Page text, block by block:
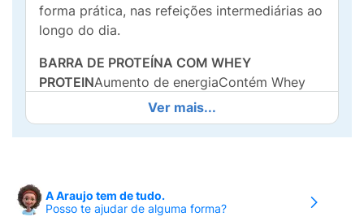
forma prática, nas refeições intermediárias ao
longo do dia.
BARRA DE PROTEÍNA COM WHEY
PROTEINAumento de energiaContém Whey
ProteinContém Vitaminas e MineraisSabores
IrresistíveisContém Fibras28% ProteínaBaixo
Sódio
portadores de enfermidades: consultar um
médico antes de consumir o produto.
Ver mais...
A Araujo tem de tudo.
Posso te ajudar de alguma forma?